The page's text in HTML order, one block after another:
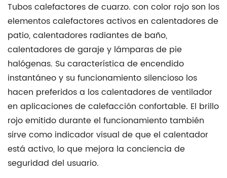
4
El
ecosistema
más
amplio
de
productos
de
vidrio
de
cuarzo
4.1
Tubos calefactores de cuarzo. con color rojo son los
elementos calefactores activos en calentadores de
patio, calentadores radiantes de baño,
calentadores de garaje y lámparas de pie
halógenas. Su característica de encendido
instantáneo y su funcionamiento silencioso los
hacen preferidos a los calentadores de ventilador
en aplicaciones de calefacción confortable. El brillo
rojo emitido durante el funcionamiento también
sirve como indicador visual de que el calentador
está activo, lo que mejora la conciencia de
seguridad del usuario.